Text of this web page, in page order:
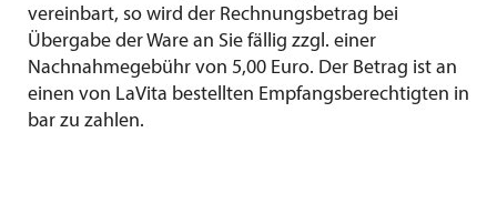
vereinbart, so wird der Rechnungsbetrag bei
Übergabe der Ware an Sie fällig zzgl. einer
Nachnahmegebühr von 5,00 Euro. Der Betrag ist an
einen von LaVita bestellten Empfangsberechtigten in
bar zu zahlen.